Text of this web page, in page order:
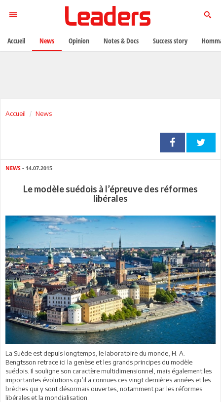
Accueil News
NEWS - 14.07.2015
Le modèle suédois à l’épreuve des réformes
libérales
La Suède est depuis longtemps, le laboratoire du monde, H. A.
Bengtsson retrace ici la genèse et les grands principes du modèle
suédois. Il souligne son caractère multidimensionnel, mais également les
importantes évolutions qu’il a connues ces vingt dernières années et les
brèches qui y sont désormais ouvertes, notamment par les réformes
libérales et la mondialisation.
Accueil News Opinion Notes & Docs Success story